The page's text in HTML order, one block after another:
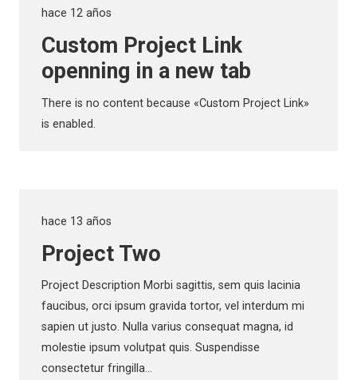
hace 12 años
Custom Project Link
openning in a new tab
There is no content because «Custom Project Link»
is enabled.
hace 13 años
Project Two
Project Description Morbi sagittis, sem quis lacinia
faucibus, orci ipsum gravida tortor, vel interdum mi
sapien ut justo. Nulla varius consequat magna, id
molestie ipsum volutpat quis. Suspendisse
consectetur fringilla…